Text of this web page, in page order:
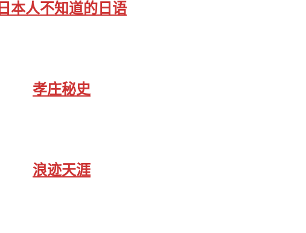
日本人不知道的日语
孝庄秘史
浪迹天涯